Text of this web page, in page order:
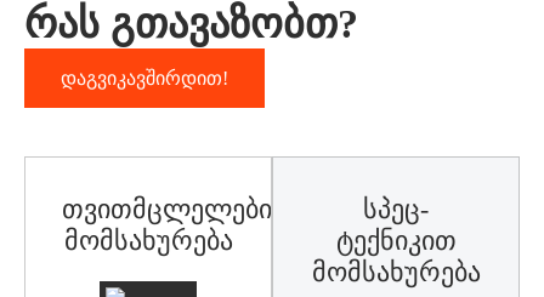
Რას Გთავაზობთ?
Დაგვიკავშირდით!
Თვითმცლელებით
Მომსახურება
Სპეც-
Ტექნიკით
Მომსახურება